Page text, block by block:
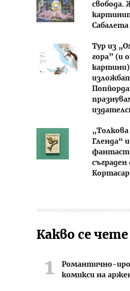
свобода.
Сабалета
Тур из
гора” (и
Гленда“
Кортасар
Какво се чете
Романтично-
комикси на